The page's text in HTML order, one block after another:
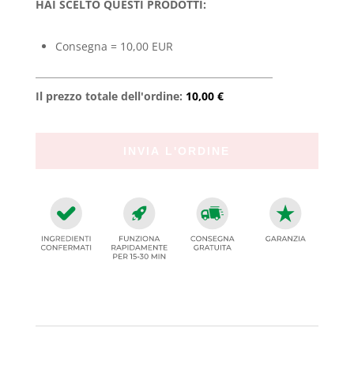
HAI SCELTO QUESTI PRODOTTI:
Consegna = 10,00 EUR
Il prezzo totale dell'ordine: 10,00 €